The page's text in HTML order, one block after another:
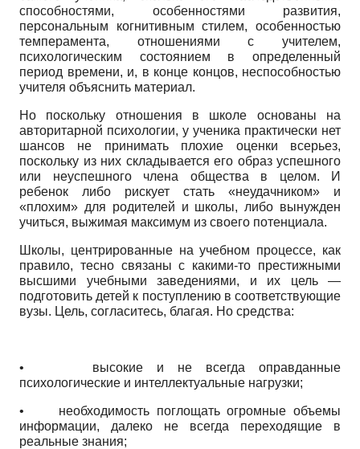
способностями, особенностями развития,
персональным когнитивным стилем, особенностью
темперамента, отношениями с учителем,
психологическим состоянием в определенный
период времени, и, в конце концов, неспособностью
учителя объяснить материал.
Но поскольку отношения в школе основаны на
авторитарной психологии, у ученика практически нет
шансов не принимать плохие оценки всерьез,
поскольку из них складывается его образ успешного
или неуспешного члена общества в целом. И
ребенок либо рискует стать «неудачником» и
«плохим» для родителей и школы, либо вынужден
учиться, выжимая максимум из своего потенциала.
Школы, центрированные на учебном процессе, как
правило, тесно связаны с какими-то престижными
высшими учебными заведениями, и их цель —
подготовить детей к поступлению в соответствующие
вузы. Цель, согласитесь, благая. Но средства:
• высокие и не всегда оправданные
психологические и интеллектуальные нагрузки;
• необходимость поглощать огромные объемы
информации, далеко не всегда переходящие в
реальные знания;